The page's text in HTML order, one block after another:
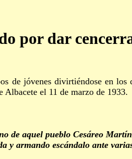
por dar
jóvenes divirtiéndose en los
Albacete el 11 de marzo de 1933.
aquel pueblo Cesáreo
y armando escándalo ante